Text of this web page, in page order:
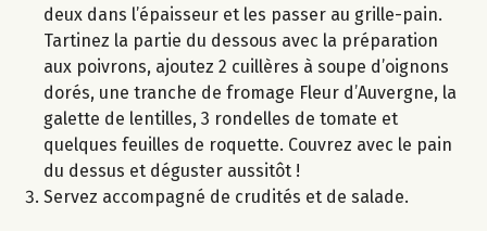
deux dans l’épaisseur et les passer au grille-pain.
Tartinez la partie du dessous avec la préparation
aux poivrons, ajoutez 2 cuillères à soupe d’oignons
dorés, une tranche de fromage Fleur d’Auvergne, la
galette de lentilles, 3 rondelles de tomate et
quelques feuilles de roquette. Couvrez avec le pain
du dessus et déguster aussitôt !
Servez accompagné de crudités et de salade.